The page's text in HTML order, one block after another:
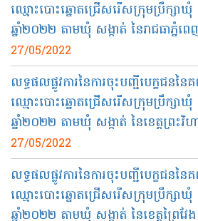
ឈ្មោះបោះឆ្នោតជ្រើសរើសក្រុមប្រឹក្សា
ឆ្នាំ២០២២ តាមឃុំ សង្កាត់ នៃរាជធាភ្នំពេ
27/05/2022
លទ្ធផលផ្លូវការនៃការចុះបញ្ជីបេក្ខជ
ឈ្មោះបោះឆ្នោតជ្រើសរើសក្រុមប្រឹក្សា
ឆ្នាំ២០២២ តាមឃុំ សង្កាត់ នៃខេត្ត​ព្រះវិហ
27/05/2022
លទ្ធផលផ្លូវការនៃការចុះបញ្ជីបេក្ខជ
ឈ្មោះបោះឆ្នោតជ្រើសរើសក្រុមប្រឹក្សា
ឆ្នាំ២០២២ តាមឃុំ សង្កាត់ នៃខេត្តព្រៃវែង